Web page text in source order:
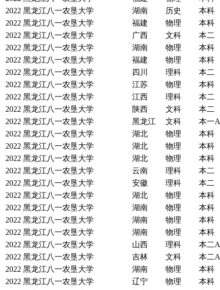
2022 黑龙江八一农垦大学 湖南 历史
本科
2022 黑龙江八一农垦大学 福建 物理
本科
2022 黑龙江八一农垦大学 广西 文科
本二
2022 黑龙江八一农垦大学 湖南 物理
本科
2022 黑龙江八一农垦大学 福建 物理
本科
2022 黑龙江八一农垦大学 四川 理科
本二
2022 黑龙江八一农垦大学 江苏 物理
本科
2022 黑龙江八一农垦大学 江西 理科
本二
2022 黑龙江八一农垦大学 陕西 文科
本二
2022 黑龙江八一农垦大学 黑龙江 文科
本一A
2022 黑龙江八一农垦大学 湖北 物理
本科
2022 黑龙江八一农垦大学 湖北 物理
本科
2022 黑龙江八一农垦大学 湖北 物理
本科
2022 黑龙江八一农垦大学 云南 理科
本二
2022 黑龙江八一农垦大学 安徽 理科
本二
2022 黑龙江八一农垦大学 湖北 物理
本科
2022 黑龙江八一农垦大学 湖南 物理
本科
2022 黑龙江八一农垦大学 湖南 物理
本科
2022 黑龙江八一农垦大学 湖南 物理
本科
2022 黑龙江八一农垦大学 山西 理科
本二A
2022 黑龙江八一农垦大学 吉林 文科
本二A
2022 黑龙江八一农垦大学 湖南 物理
本科
2022 黑龙江八一农垦大学 辽宁 物理
本科